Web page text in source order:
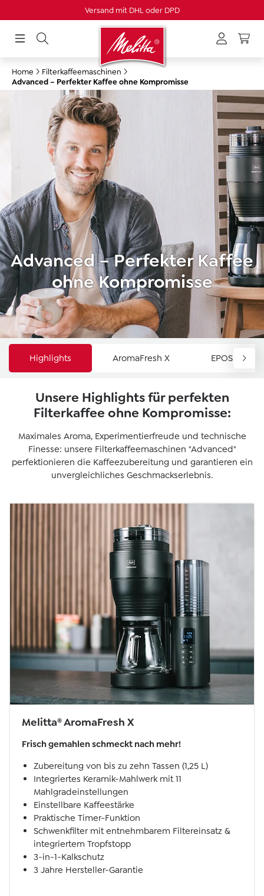
Verlängertes Rückgaberecht
Home
Filterkaffeemaschinen
Advanced – Perfekter Kaffee ohne Kompromisse
Advanced – Perfekter Kaffee
ohne Kompromisse
Highlights AromaFresh X EPOS
Unsere Highlights für perfekten
Filterkaffee ohne Kompromisse:
Maximales Aroma, Experimentierfreude und technische
Finesse: unsere Filterkaffeemaschinen "Advanced"
perfektionieren die Kaffeezubereitung und garantieren ein
unvergleichliches Geschmackserlebnis.
Melitta® AromaFresh X
Frisch gemahlen schmeckt nach mehr!
Zubereitung von bis zu zehn Tassen (1,25 L)
Integriertes Keramik-Mahlwerk mit 11
Mahlgradeinstellungen
Einstellbare Kaffeestärke
Praktische Timer-Funktion
Schwenkfilter mit entnehmbarem Filtereinsatz &
integriertem Tropfstopp
3-in-1-Kalkschutz
3 Jahre Hersteller-Garantie